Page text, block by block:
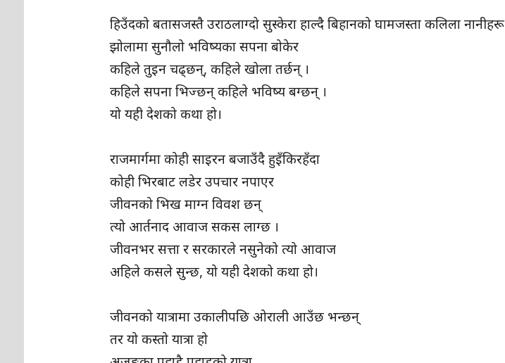
‎हिउँदको बतासजस्तै उराठलाग्दो सुस्केरा हाल्दै बिहानको घामजस्ता कलिला नानीहरू
‎झोलामा सुनौलो भविष्यका सपना बोकेर
‎कहिले तुइन चढ्छन्, कहिले खोला तर्छन् ।
‎कहिले सपना भिज्छन् कहिले भविष्य बग्छन् ।
‎यो यही देशको कथा हो।
‎राजमार्गमा कोही साइरन बजाउँदै हुइँकिरहँदा
‎कोही भिरबाट लडेर उपचार नपाएर
‎जीवनको भिख माग्न विवश छन्
‎त्यो आर्तनाद आवाज सकस लाग्छ ।
‎जीवनभर सत्ता र सरकारले नसुनेको त्यो आवाज
‎अहिले कसले सुन्छ, यो यही देशको कथा हो।
‎जीवनको यात्रामा उकालीपछि ओराली आउँछ भन्छन्
‎तर यो कस्तो यात्रा हो